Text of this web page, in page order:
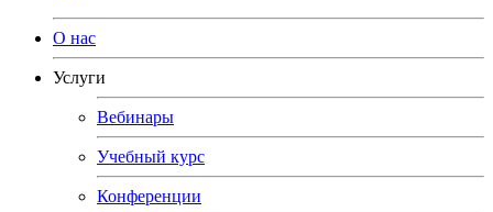
О нас
Услуги
Вебинары
Учебный курс
Конференции